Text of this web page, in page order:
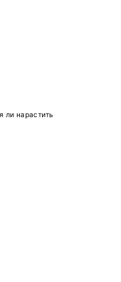
ли нарастить